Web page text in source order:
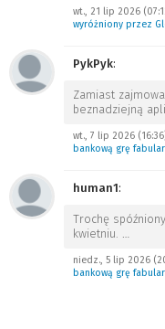
wt., 21 lip 2026
wyróżniony przez
PykPyk:
Zamiast
beznadziejną
wt., 7 lip 2026
bankową grę
human1:
Trochę
kwietniu. …
niedz., 5 lip 2026
bankową grę